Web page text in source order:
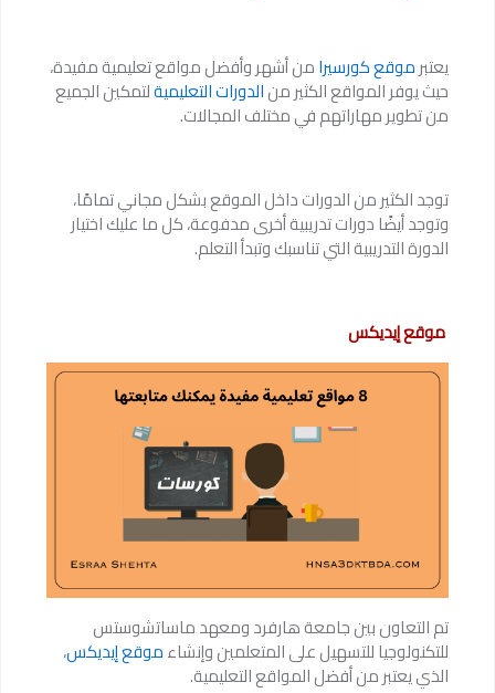
يعتبرموقع كورسيرامن أشهر وأفضل مواقع تعليمية مفيدة،
حيث يوفر المواقع الكثير منالدورات التعليميةلتمكين الجميع
من تطوير مهاراتهم في مختلف المجالات.
توجد الكثير من الدورات داخل الموقع بشكل مجاني تمامًا،
وتوجد أيضًا دورات تدريبية أخرى مدفوعة، كل ما عليك اختيار
الدورة التدريبية التي تناسبك وتبدأ التعلم.
موقع إيديكس
تم التعاون بين جامعة هارفرد ومعهد ماساتشوستس
للتكنولوجيا للتسهيل على المتعلمين وإنشاءموقع إيديكس،
الذي يعتبر من أفضل المواقع التعليمية.